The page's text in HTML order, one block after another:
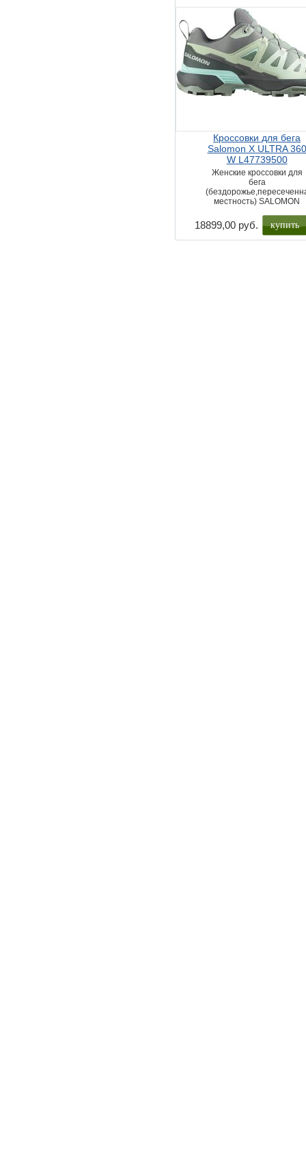
Кроссовки для бега
Salomon X ULTRA 360
W L47739500
Женские кроссовки для
бега
местность) SALOMON
18899,00 руб. купить